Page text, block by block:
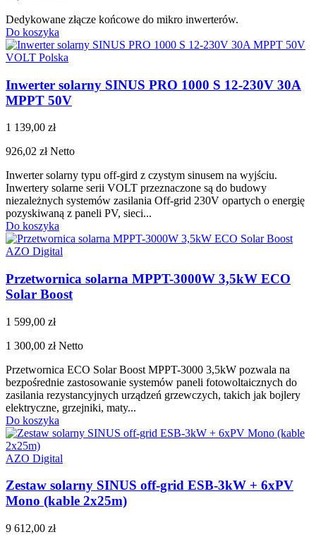
Dedykowane złącze końcowe do mikro inwerterów.
Do koszyka
VOLT Polska
Inwerter solarny SINUS PRO 1000 S 12-230V 30A
MPPT 50V
1 139,00 zł
926,02 złNetto
Inwerter solarny typu off-gird z czystym sinusem na wyjściu.
Inwertery solarne serii VOLT przeznaczone są do budowy
niezależnych systemów zasilania Off-grid 230V opartych o energię
pozyskiwaną z paneli PV, sieci...
Do koszyka
AZO Digital
Przetwornica solarna MPPT-3000W 3,5kW ECO
Solar Boost
1 599,00 zł
1 300,00 złNetto
Przetwornica ECO Solar Boost MPPT-3000 3,5kW pozwala na
bezpośrednie zastosowanie systemów paneli fotowoltaicznych do
zasilania rezystancyjnych urządzeń grzewczych, takich jak bojlery
elektryczne, grzejniki, maty...
Do koszyka
AZO Digital
Zestaw solarny SINUS off-grid ESB-3kW + 6xPV
Mono (kable 2x25m)
9 612,00 zł